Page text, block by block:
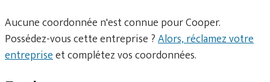
Aucune coordonnée n'est connue pour Cooper.
Possédez-vous cette entreprise ?Alors, réclamez votre
entrepriseet complétez vos coordonnées.